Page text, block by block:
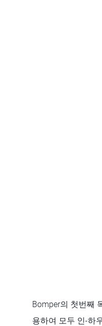
Bomper의 첫번째
용하여 모두 인-하